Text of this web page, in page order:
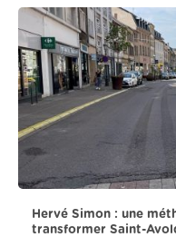
Hervé Simon : une
transformer Saint-